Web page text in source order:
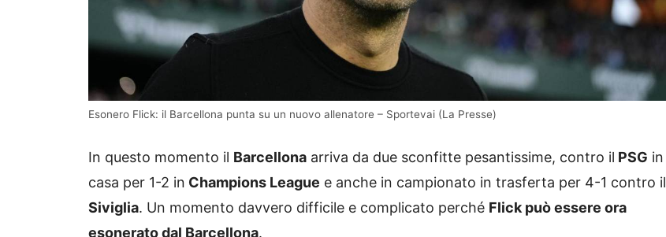
Esonero Flick: il Barcellona punta su un nuovo allenatore – Sportevai (La Presse)
In questo momento il Barcellona arriva da due sconfitte pesantissime, contro il PSG in
casa per 1-2 in Champions League e anche in campionato in trasferta per 4-1 contro il
Siviglia. Un momento davvero difficile e complicato perché Flick può essere ora
esonerato dal Barcellona.